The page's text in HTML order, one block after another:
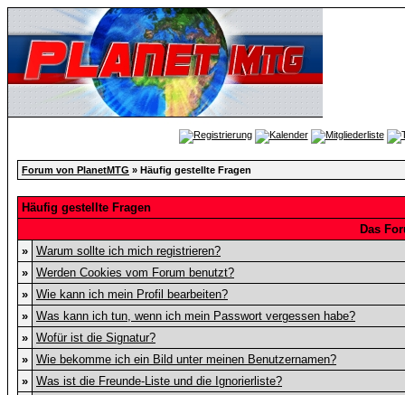
Forum von PlanetMTG » Häufig gestellte Fragen
Häufig gestellte Fragen
Das
» Warum sollte ich mich registrieren?
» Werden Cookies vom Forum benutzt?
» Wie kann ich mein Profil bearbeiten?
» Was kann ich tun, wenn ich mein Passwort vergessen habe?
» Wofür ist die Signatur?
» Wie bekomme ich ein Bild unter meinen Benutzernamen?
» Was ist die Freunde-Liste und die Ignorierliste?